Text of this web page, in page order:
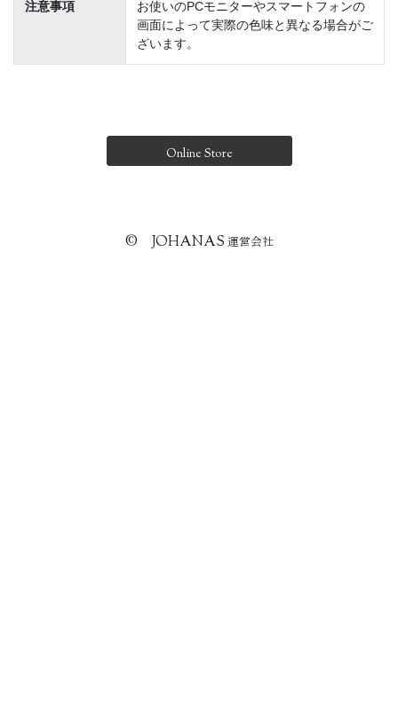
注意事項
お使いのPCモニターやスマートフォンの
画面によって実際の色味と異なる場合がご
ざいます。
Online Store
© JOHANAS 運営会社